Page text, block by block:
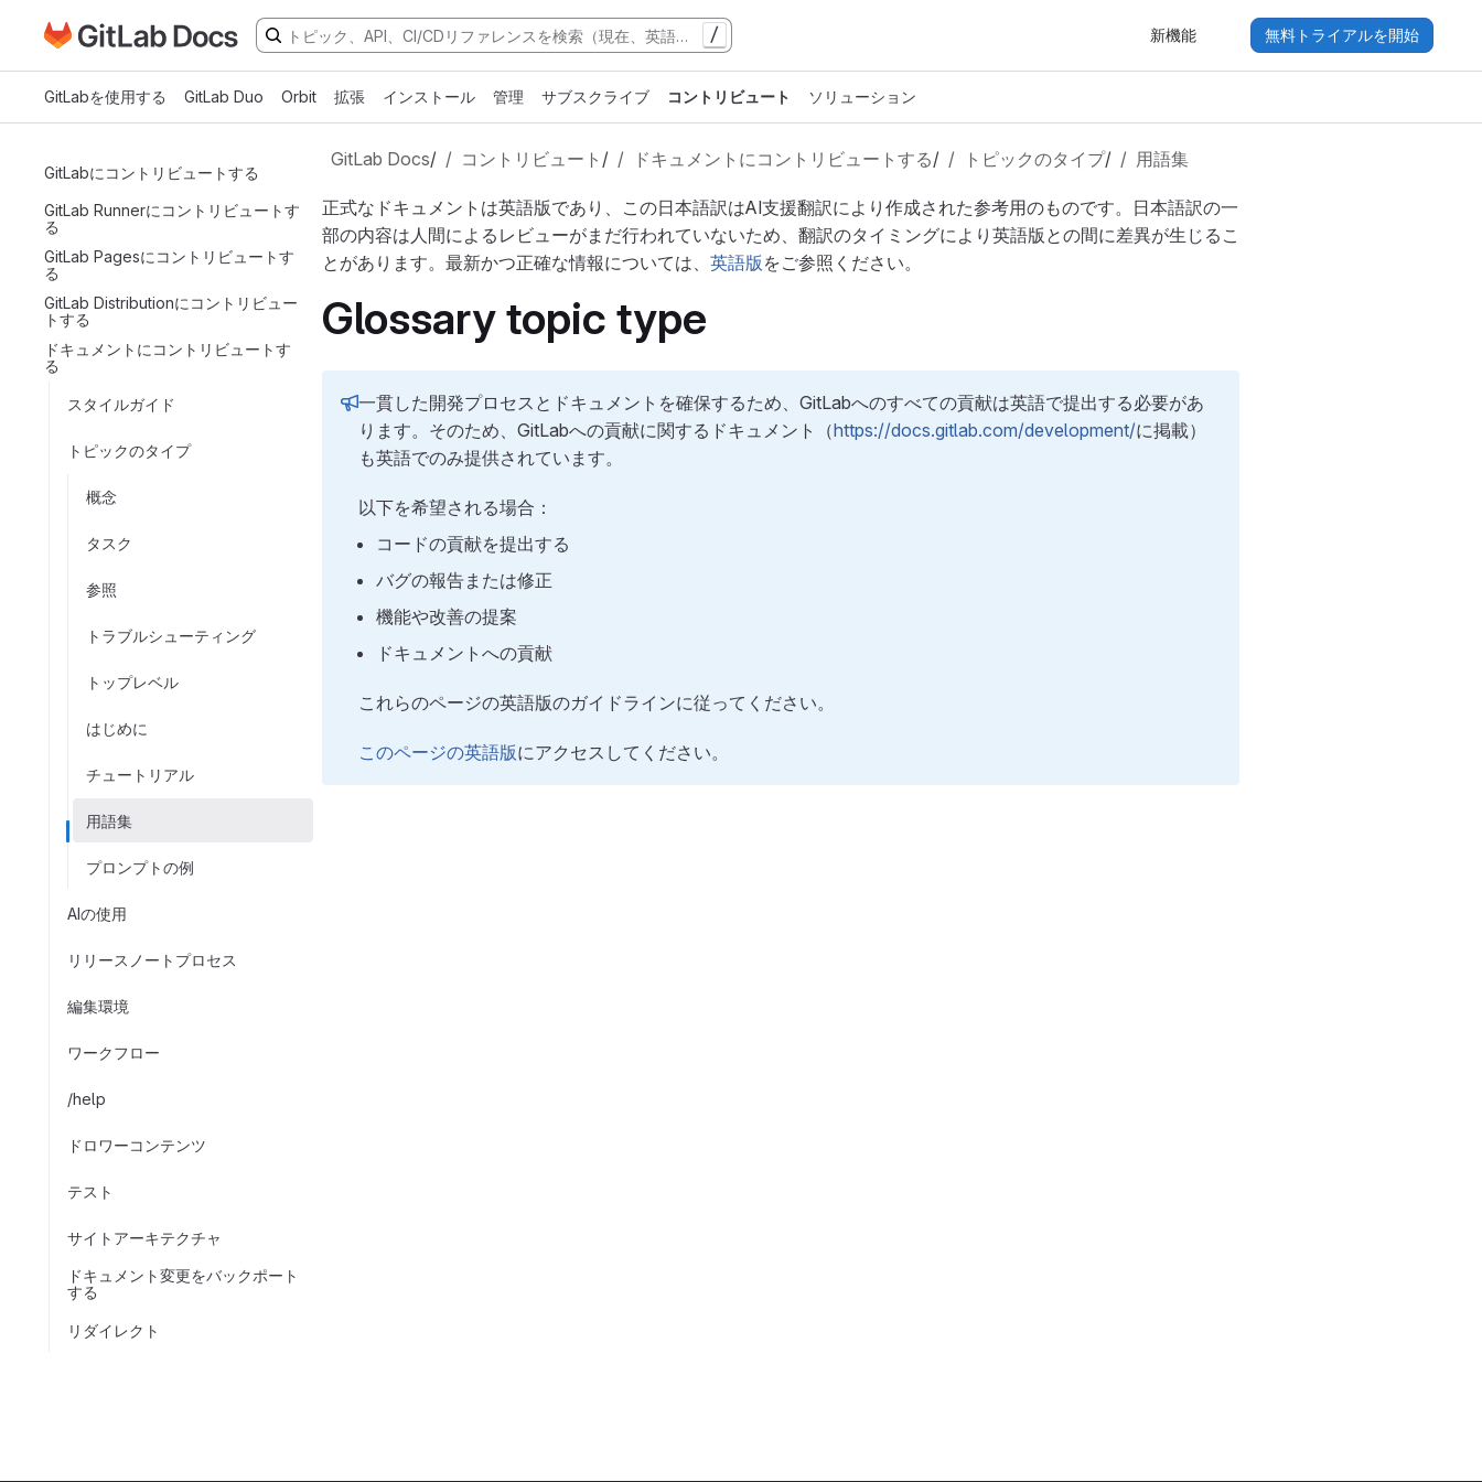
メインコンテンツにスキップ
GitLabドキュメントのホームページに移動 / 新機能 無料トライアルを開始
GitLabを使用する GitLab Duo Orbit 拡張 インストール 管理 サブスクライブ コントリビュート ソリューション
GitLabにコントリビュートする
GitLab Runnerにコントリビュートす
る
GitLab Pagesにコントリビュートす
る
GitLab Distributionにコントリビュー
トする
ドキュメントにコントリビュートす
る
スタイルガイド
トピックのタイプ
概念
タスク
参照
トラブルシューティング
トップレベル
はじめに
チュートリアル
用語集
プロンプトの例
AIの使用
リリースノートプロセス
編集環境
ワークフロー
/help
ドロワーコンテンツ
テスト
サイトアーキテクチャ
ドキュメント変更をバックポート
する
リダイレクト
GitLab Docs/ コントリビュート / ドキュメントにコントリビュートする/ トピックのタイプ/ 用語集
正式なドキュメントは英語版であり、この日本語訳はAI支援翻訳により作成された参考用のものです。日本語訳の一
部の内容は人間によるレビューがまだ行われていないため、翻訳のタイミングにより英語版との間に差異が生じるこ
とがあります。最新かつ正確な情報については、 英語版 をご参照ください。
Glossary topic type
一貫した開発プロセスとドキュメントを確保するため、GitLabへのすべての貢献は英語で提出する必要があ
ります。そのため、GitLabへの貢献に関するドキュメント（https://docs.gitlab.com/development/に掲載）
も英語でのみ提供されています。
以下を希望される場合：
コードの貢献を提出する
バグの報告または修正
機能や改善の提案
ドキュメントへの貢献
これらのページの英語版のガイドラインに従ってください。
このページの英語版にアクセスしてください。